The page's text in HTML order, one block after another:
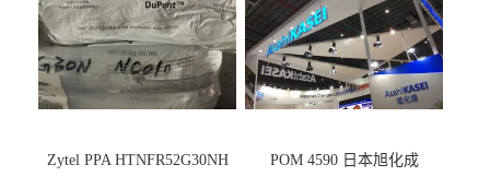
Zytel PPA HTNFR52G30NH POM 4590 日本旭化成